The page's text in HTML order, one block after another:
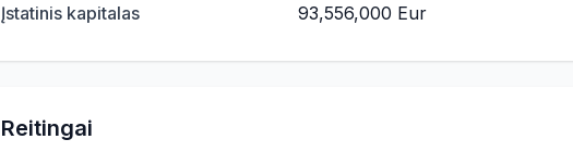
Įstatinis kapitalas 93,556,000 Eur
Reitingai